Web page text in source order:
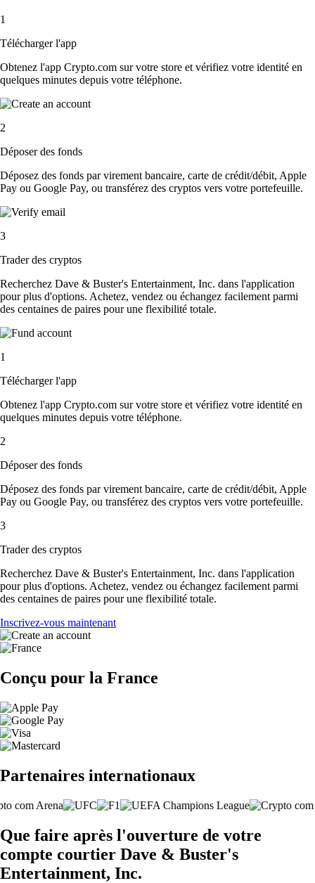
1
Télécharger l'app
Obtenez l'app Crypto.com sur votre store et vérifiez votre identité en
quelques minutes depuis votre téléphone.
2
Déposer des fonds
Déposez des fonds par virement bancaire, carte de crédit/débit, Apple
Pay ou Google Pay, ou transférez des cryptos vers votre portefeuille.
3
Trader des cryptos
Recherchez Dave & Buster's Entertainment, Inc. dans l'application
pour plus d'options. Achetez, vendez ou échangez facilement parmi
des centaines de paires pour une flexibilité totale.
1
Télécharger l'app
Obtenez l'app Crypto.com sur votre store et vérifiez votre identité en
quelques minutes depuis votre téléphone.
2
Déposer des fonds
Déposez des fonds par virement bancaire, carte de crédit/débit, Apple
Pay ou Google Pay, ou transférez des cryptos vers votre portefeuille.
3
Trader des cryptos
Recherchez Dave & Buster's Entertainment, Inc. dans l'application
pour plus d'options. Achetez, vendez ou échangez facilement parmi
des centaines de paires pour une flexibilité totale.
Inscrivez-vous maintenant
Conçu pour la France
Partenaires internationaux
Que faire après l'ouverture de votre
compte courtier Dave & Buster's
Entertainment, Inc.